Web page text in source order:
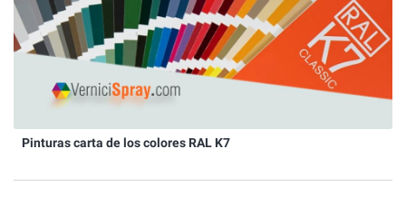
Pinturas carta de los colores RAL K7